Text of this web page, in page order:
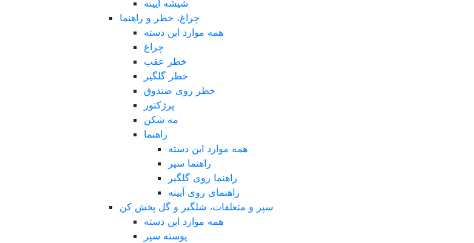
شیشه آیینه
چراغ، خطر و راهنما
همه موارد این دسته
چراغ
خطر عقب
خطر گلگیر
خطر روی صندوق
پرژکتور
مه شکن
راهنما
همه موارد این دسته
راهنما سپر
راهنما روی گلگیر
راهنمای روی آیینه
سپر و متعلقات، شلگیر و گل پخش کن
همه موارد این دسته
پوسته سپر